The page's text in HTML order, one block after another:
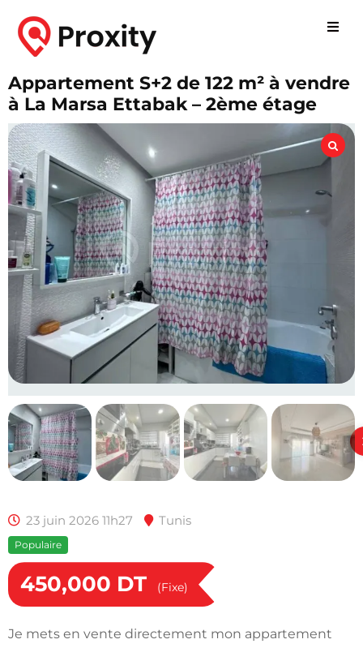
Appartement S+2 de 122 m² à vendre
à La Marsa Ettabak – 2ème étage
23 juin 2026 11h27 Tunis
Populaire
450,000 DT (Fixe)
Je mets en vente directement mon appartement